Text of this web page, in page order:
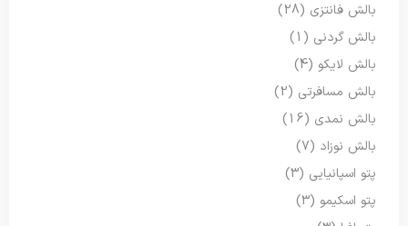
بالش فانتزی (28)
بالش گردنی (1)
بالش لایکو (4)
بالش مسافرتی (2)
بالش نمدی (16)
بالش نوزاد (7)
پتو اسپانیایی (3)
پتو اسکیمو (3)